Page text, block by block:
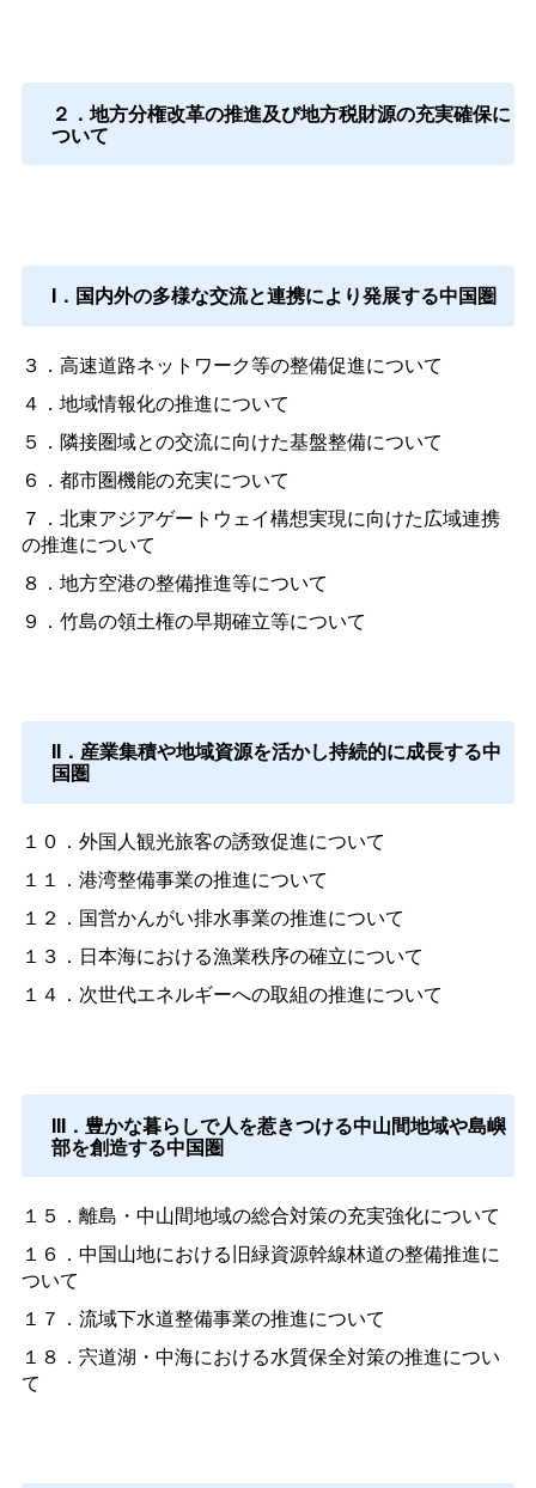
２．地方分権改革の推進及び地方税財源の充実確保に
ついて
I．国内外の多様な交流と連携により発展する中国圏
３．高速道路ネットワーク等の整備促進について
４．地域情報化の推進について
５．隣接圏域との交流に向けた基盤整備について
６．都市圏機能の充実について
７．北東アジアゲートウェイ構想実現に向けた広域連携
の推進について
８．地方空港の整備推進等について
９．竹島の領土権の早期確立等について
II．産業集積や地域資源を活かし持続的に成長する中
国圏
１０．外国人観光旅客の誘致促進について
１１．港湾整備事業の推進について
１２．国営かんがい排水事業の推進について
１３．日本海における漁業秩序の確立について
１４．次世代エネルギーへの取組の推進について
III．豊かな暮らしで人を惹きつける中山間地域や島嶼
部を創造する中国圏
１５．離島・中山間地域の総合対策の充実強化について
１６．中国山地における旧緑資源幹線林道の整備推進に
ついて
１７．流域下水道整備事業の推進について
１８．宍道湖・中海における水質保全対策の推進につい
て